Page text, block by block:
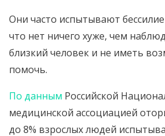
Они часто испытывают
что нет ничего хуже, чем
близкий человек и не иметь
помочь.
По данным Российской
медицинской ассоциацией
до 8% взрослых людей